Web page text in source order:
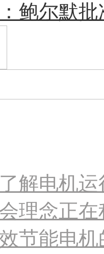
鲍尔默批
解电机
理念正
节能电